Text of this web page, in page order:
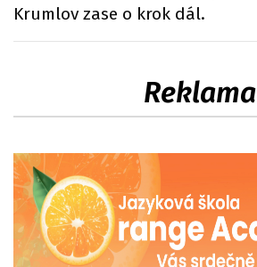
Krumlov zase o krok dál.
Reklama